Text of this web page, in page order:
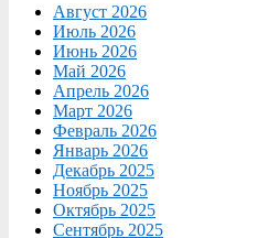
Август 2026
Июль 2026
Июнь 2026
Май 2026
Апрель 2026
Март 2026
Февраль 2026
Январь 2026
Декабрь 2025
Ноябрь 2025
Октябрь 2025
Сентябрь 2025